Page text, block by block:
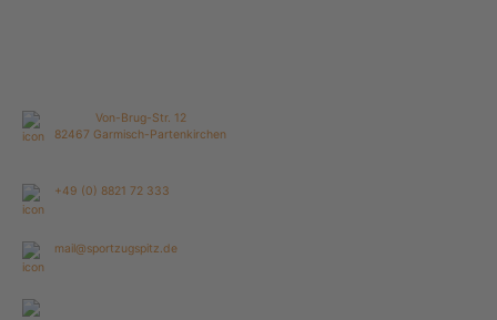
Von-Brug-Str. 12
82467 Garmisch-Partenkirchen
+49 (0) 8821 72 333
mail@sportzugspitz.de